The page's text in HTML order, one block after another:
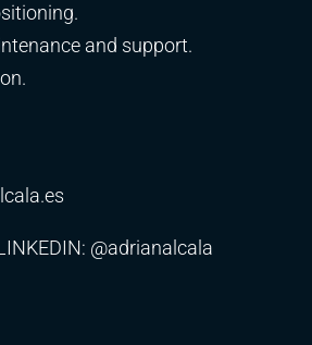
and support.
@adrianalcala